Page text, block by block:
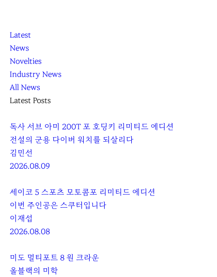
K
L
O
C
C
A
닫
기
K
L
O
C
C
A
Latest
News
Novelties
Industry News
All News
Latest Posts
독사 서브 아미 200T 포 호딩키 리미티드 에디션
전설의 군용 다이버 워치를 되살리다
김민선
2026.08.09
세이코 5 스포츠 모토콤포 리미티드 에디션
이번 주인공은 스쿠터입니다
이재섭
2026.08.08
미도 멀티포트 8 원 크라운
올블랙의 미학